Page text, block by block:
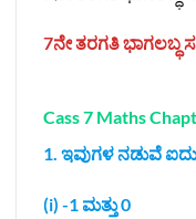
7ನೇ ತರಗತಿ ಭಾಗಲಬ್ಧ
Cass 7 Maths
1. ಇವುಗಳ ನಡುವೆ
(i) -1 ಮತ್ತು 0